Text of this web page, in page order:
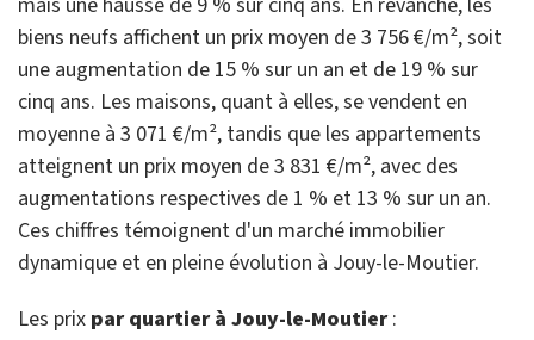
biens neufs affichent un prix moyen de 3 756 €/m², soit
une augmentation de 15 % sur un an et de 19 % sur
cinq ans. Les maisons, quant à elles, se vendent en
moyenne à 3 071 €/m², tandis que les appartements
atteignent un prix moyen de 3 831 €/m², avec des
augmentations respectives de 1 % et 13 % sur un an.
Ces chiffres témoignent d'un marché immobilier
dynamique et en pleine évolution à Jouy-le-Moutier.
Les prix par quartier à Jouy-le-Moutier: